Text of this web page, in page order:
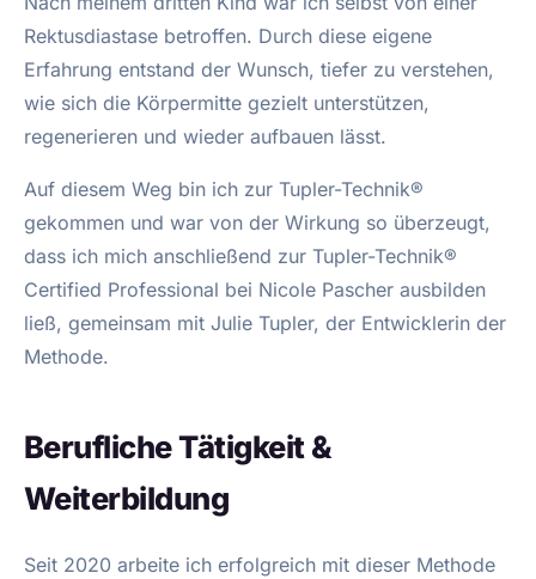
Rektusdiastase betroffen. Durch diese eigene
Erfahrung entstand der Wunsch, tiefer zu verstehen,
wie sich die Körpermitte gezielt unterstützen,
regenerieren und wieder aufbauen lässt.
Auf diesem Weg bin ich zur Tupler-Technik®
gekommen und war von der Wirkung so überzeugt,
dass ich mich anschließend zur Tupler-Technik®
Certified Professional bei Nicole Pascher ausbilden
ließ, gemeinsam mit Julie Tupler, der Entwicklerin der
Methode.
Berufliche Tätigkeit &
Weiterbildung
Seit 2020 arbeite ich erfolgreich mit dieser Methode